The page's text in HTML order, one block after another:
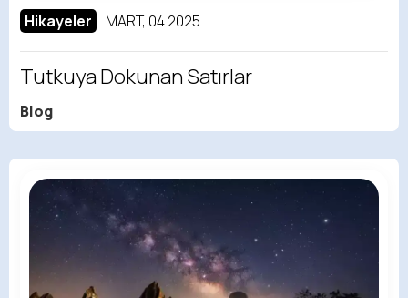
Hikayeler MART, 04 2025
Tutkuya Dokunan Satırlar
Blog